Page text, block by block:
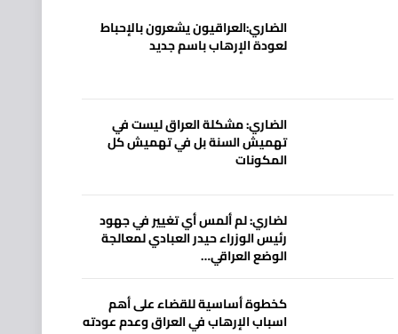
الضاري:العراقيون يشعرون بالإحباط
لعودة الإرهاب باسم جديد
الضاري: مشكلة العراق ليست في
تهميش السنة بل في تهميش كل
المكونات
لضاري: لم ألمس أي تغيير في جهود
رئيس الوزراء حيدر العبادي لمعالجة
الوضع العراقي…
كخطوة أساسية للقضاء على أهم
اسباب الإرهاب في العراق وعدم عودته